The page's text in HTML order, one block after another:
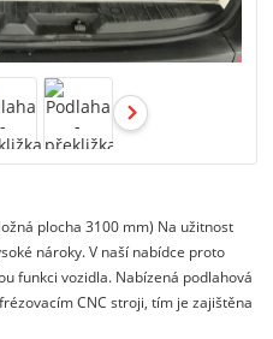
plocha 3100 mm) Na užitnost
nároky. V naší nabídce proto
funkci vozidla. Nabízená podlahová
CNC stroji, tím je zajištěna